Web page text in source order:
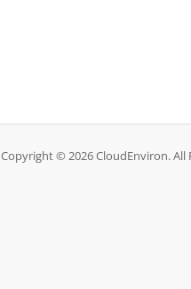
Copyright © 2026 CloudEnviron. All